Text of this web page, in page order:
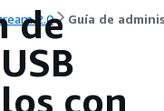
2.0 Guía de
de
con